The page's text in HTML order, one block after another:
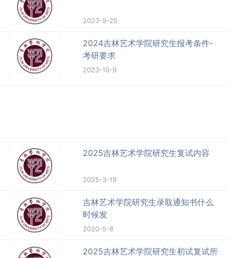
2023-9-25
2024吉林艺术学院研究生报考条件-
考研要求
2023-10-9
2025吉林艺术学院研究生复试内容
2025-3-19
吉林艺术学院研究生录取通知书什么
时候发
2020-5-8
2025吉林艺术学院研究生初试复试所